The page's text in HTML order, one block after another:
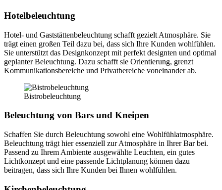
Hotelbeleuchtung
Hotel- und Gaststättenbeleuchtung schafft gezielt Atmosphäre. Sie
trägt einen großen Teil dazu bei, dass sich Ihre Kunden wohlfühlen.
Sie unterstützt das Designkonzept mit perfekt designten und optimal
geplanter Beleuchtung. Dazu schafft sie Orientierung, grenzt
Kommunikationsbereiche und Privatbereiche voneinander ab.
Bistrobeleuchtung
Beleuchtung von Bars und Kneipen
Schaffen Sie durch Beleuchtung sowohl eine Wohlfühlatmosphäre.
Beleuchtung trägt hier essenziell zur Atmosphäre in Ihrer Bar bei.
Passend zu Ihrem Ambiente ausgewählte Leuchten, ein gutes
Lichtkonzept und eine passende Lichtplanung können dazu
beitragen, dass sich Ihre Kunden bei Ihnen wohlfühlen.